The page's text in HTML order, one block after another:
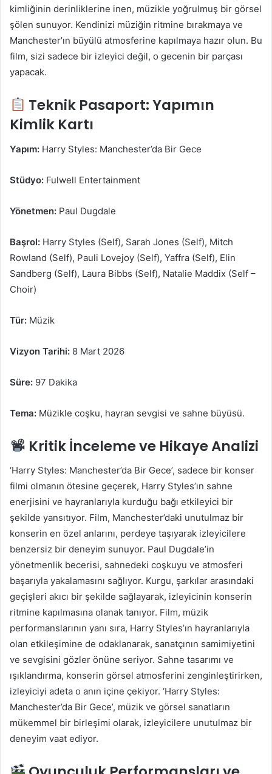
kimliğinin derinliklerine inen, müzikle yoğrulmuş bir görsel
şölen sunuyor. Kendinizi müziğin ritmine bırakmaya ve
Manchester’ın büyülü atmosferine kapılmaya hazır olun. Bu
film, sizi sadece bir izleyici değil, o gecenin bir parçası
yapacak.
Teknik Pasaport: Yapımın
Kimlik Kartı
Yapım: Harry Styles: Manchester’da Bir Gece
Stüdyo: Fulwell Entertainment
Yönetmen: Paul Dugdale
Başrol: Harry Styles (Self), Sarah Jones (Self), Mitch
Rowland (Self), Pauli Lovejoy (Self), Yaffra (Self), Elin
Sandberg (Self), Laura Bibbs (Self), Natalie Maddix (Self –
Choir)
Tür: Müzik
Vizyon Tarihi: 8 Mart 2026
Süre: 97 Dakika
Tema: Müzikle coşku, hayran sevgisi ve sahne büyüsü.
Kritik İnceleme ve Hikaye Analizi
‘Harry Styles: Manchester’da Bir Gece’, sadece bir konser
filmi olmanın ötesine geçerek, Harry Styles’ın sahne
enerjisini ve hayranlarıyla kurduğu bağı etkileyici bir
şekilde yansıtıyor. Film, Manchester’daki unutulmaz bir
konserin en özel anlarını, perdeye taşıyarak izleyicilere
benzersiz bir deneyim sunuyor. Paul Dugdale’in
yönetmenlik becerisi, sahnedeki coşkuyu ve atmosferi
başarıyla yakalamasını sağlıyor. Kurgu, şarkılar arasındaki
geçişleri akıcı bir şekilde sağlayarak, izleyicinin konserin
ritmine kapılmasına olanak tanıyor. Film, müzik
performanslarının yanı sıra, Harry Styles’ın hayranlarıyla
olan etkileşimine de odaklanarak, sanatçının samimiyetini
ve sevgisini gözler önüne seriyor. Sahne tasarımı ve
ışıklandırma, konserin görsel atmosferini zenginleştirirken,
izleyiciyi adeta o anın içine çekiyor. ‘Harry Styles:
Manchester’da Bir Gece’, müzik ve görsel sanatların
mükemmel bir birleşimi olarak, izleyicilere unutulmaz bir
deneyim vaat ediyor.